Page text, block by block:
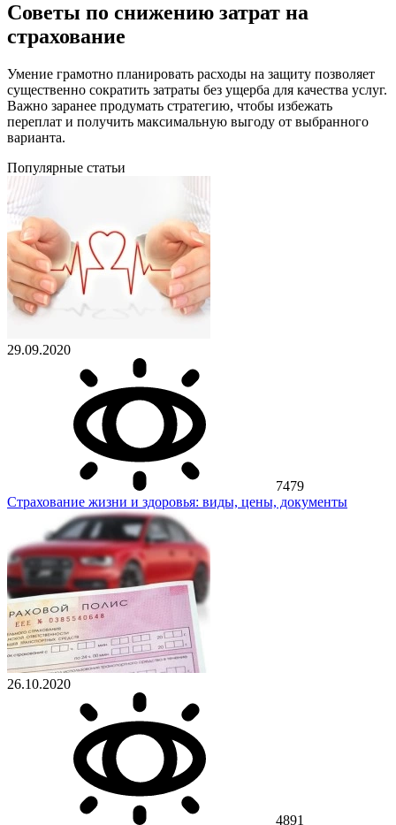
Советы по снижению затрат на
страхование
Умение грамотно планировать расходы на защиту позволяет
существенно сократить затраты без ущерба для качества услуг.
Важно заранее продумать стратегию, чтобы избежать
переплат и получить максимальную выгоду от выбранного
варианта.
Популярные статьи
29.09.2020
7479
Страхование жизни и здоровья: виды, цены, документы
26.10.2020
4891